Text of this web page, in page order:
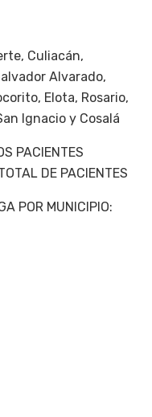
Culiacán,
Alvarado,
Elota, Rosario,
Ignacio y Cosalá
PACIENTES
DE PACIENTES
POR MUNICIPIO: